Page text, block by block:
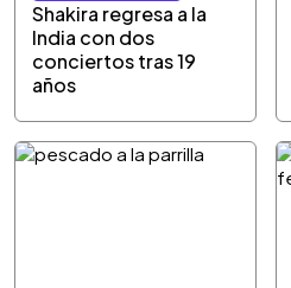
Shakira regresa a la
India con dos
conciertos tras 19
años